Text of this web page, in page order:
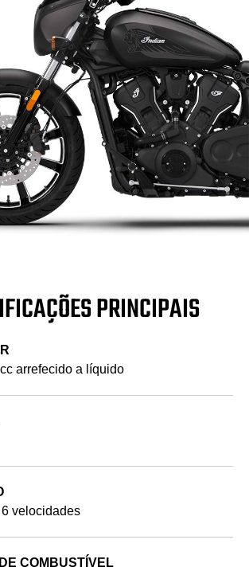
PRINCIPAIS
arrefecido a líquido
velocidades
COMBUSTÍVEL